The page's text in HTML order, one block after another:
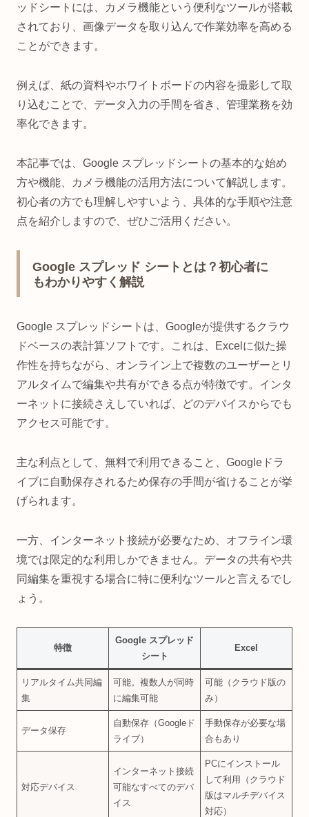
ッドシートには、カメラ機能という便利なツールが搭載
されており、画像データを取り込んで作業効率を高める
ことができます。
例えば、紙の資料やホワイトボードの内容を撮影して取
り込むことで、データ入力の手間を省き、管理業務を効
率化できます。
本記事では、Google スプレッドシートの基本的な始め
方や機能、カメラ機能の活用方法について解説します。
初心者の方でも理解しやすいよう、具体的な手順や注意
点を紹介しますので、ぜひご活用ください。
Google スプレッド シートとは？初心者に
もわかりやすく解説
Google スプレッドシートは、Googleが提供するクラウ
ドベースの表計算ソフトです。これは、Excelに似た操
作性を持ちながら、オンライン上で複数のユーザーとリ
アルタイムで編集や共有ができる点が特徴です。インタ
ーネットに接続さえしていれば、どのデバイスからでも
アクセス可能です。
主な利点として、無料で利用できること、Googleドラ
イブに自動保存されるため保存の手間が省けることが挙
げられます。
一方、インターネット接続が必要なため、オフライン環
境では限定的な利用しかできません。データの共有や共
同編集を重視する場合に特に便利なツールと言えるでし
ょう。
特徴
Google スプレッド
シート
Excel
リアルタイム共同編
集
可能。複数人が同時
に編集可能
可能（クラウド版の
み）
データ保存
自動保存（Googleド
ライブ）
手動保存が必要な場
合もあり
対応デバイス
インターネット接続
可能なすべてのデバ
イス
PCにインストール
して利用（クラウド
版はマルチデバイス
対応）